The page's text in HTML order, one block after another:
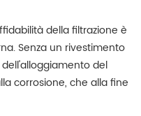
della filtrazione è
Senza un rivestimento
del
corrosione, che alla fine